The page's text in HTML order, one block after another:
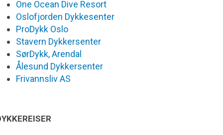
One Ocean Dive Resort
Oslofjorden Dykkesenter
ProDykk Oslo
Stavern Dykkersenter
SørDykk, Arendal
Ålesund Dykkersenter
Frivannsliv AS